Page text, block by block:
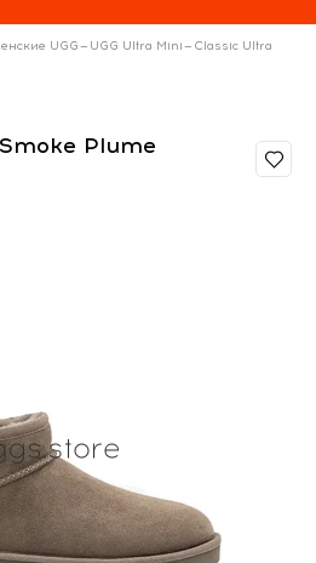
UGG— UGG Ultra Mini— Classic Ultra
Plume